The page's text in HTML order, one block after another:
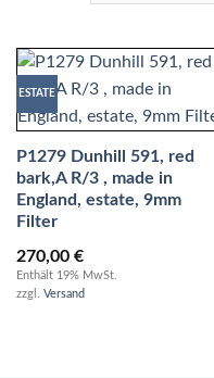
ESTATE
P1279 Dunhill 591, red
bark,A R/3 , made in
England, estate, 9mm
Filter
270,00 €
Enthält 19% MwSt.
zzgl. Versand